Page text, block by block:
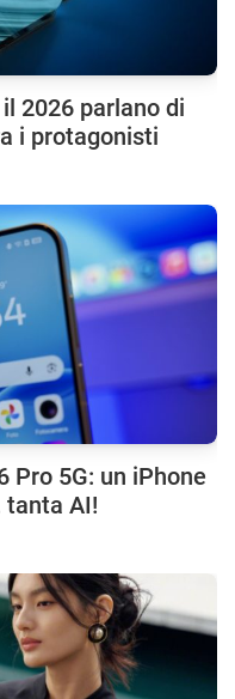
2026 parlano di
i protagonisti
Pro 5G: un iPhone
tanta AI!